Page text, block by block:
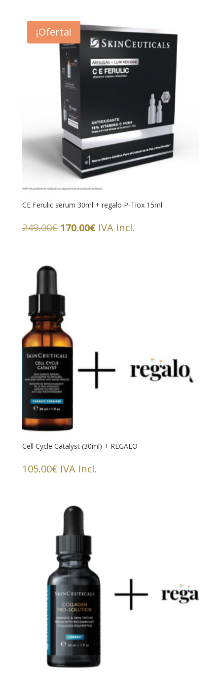
¡Oferta!
CE Ferulic serum 30ml + regalo P-Tiox 15ml
249.00€ El
249.00€.
170.00€ElIVA Incl.
Cell Cycle Catalyst (30ml) + REGALO
105.00€ IVA Incl.